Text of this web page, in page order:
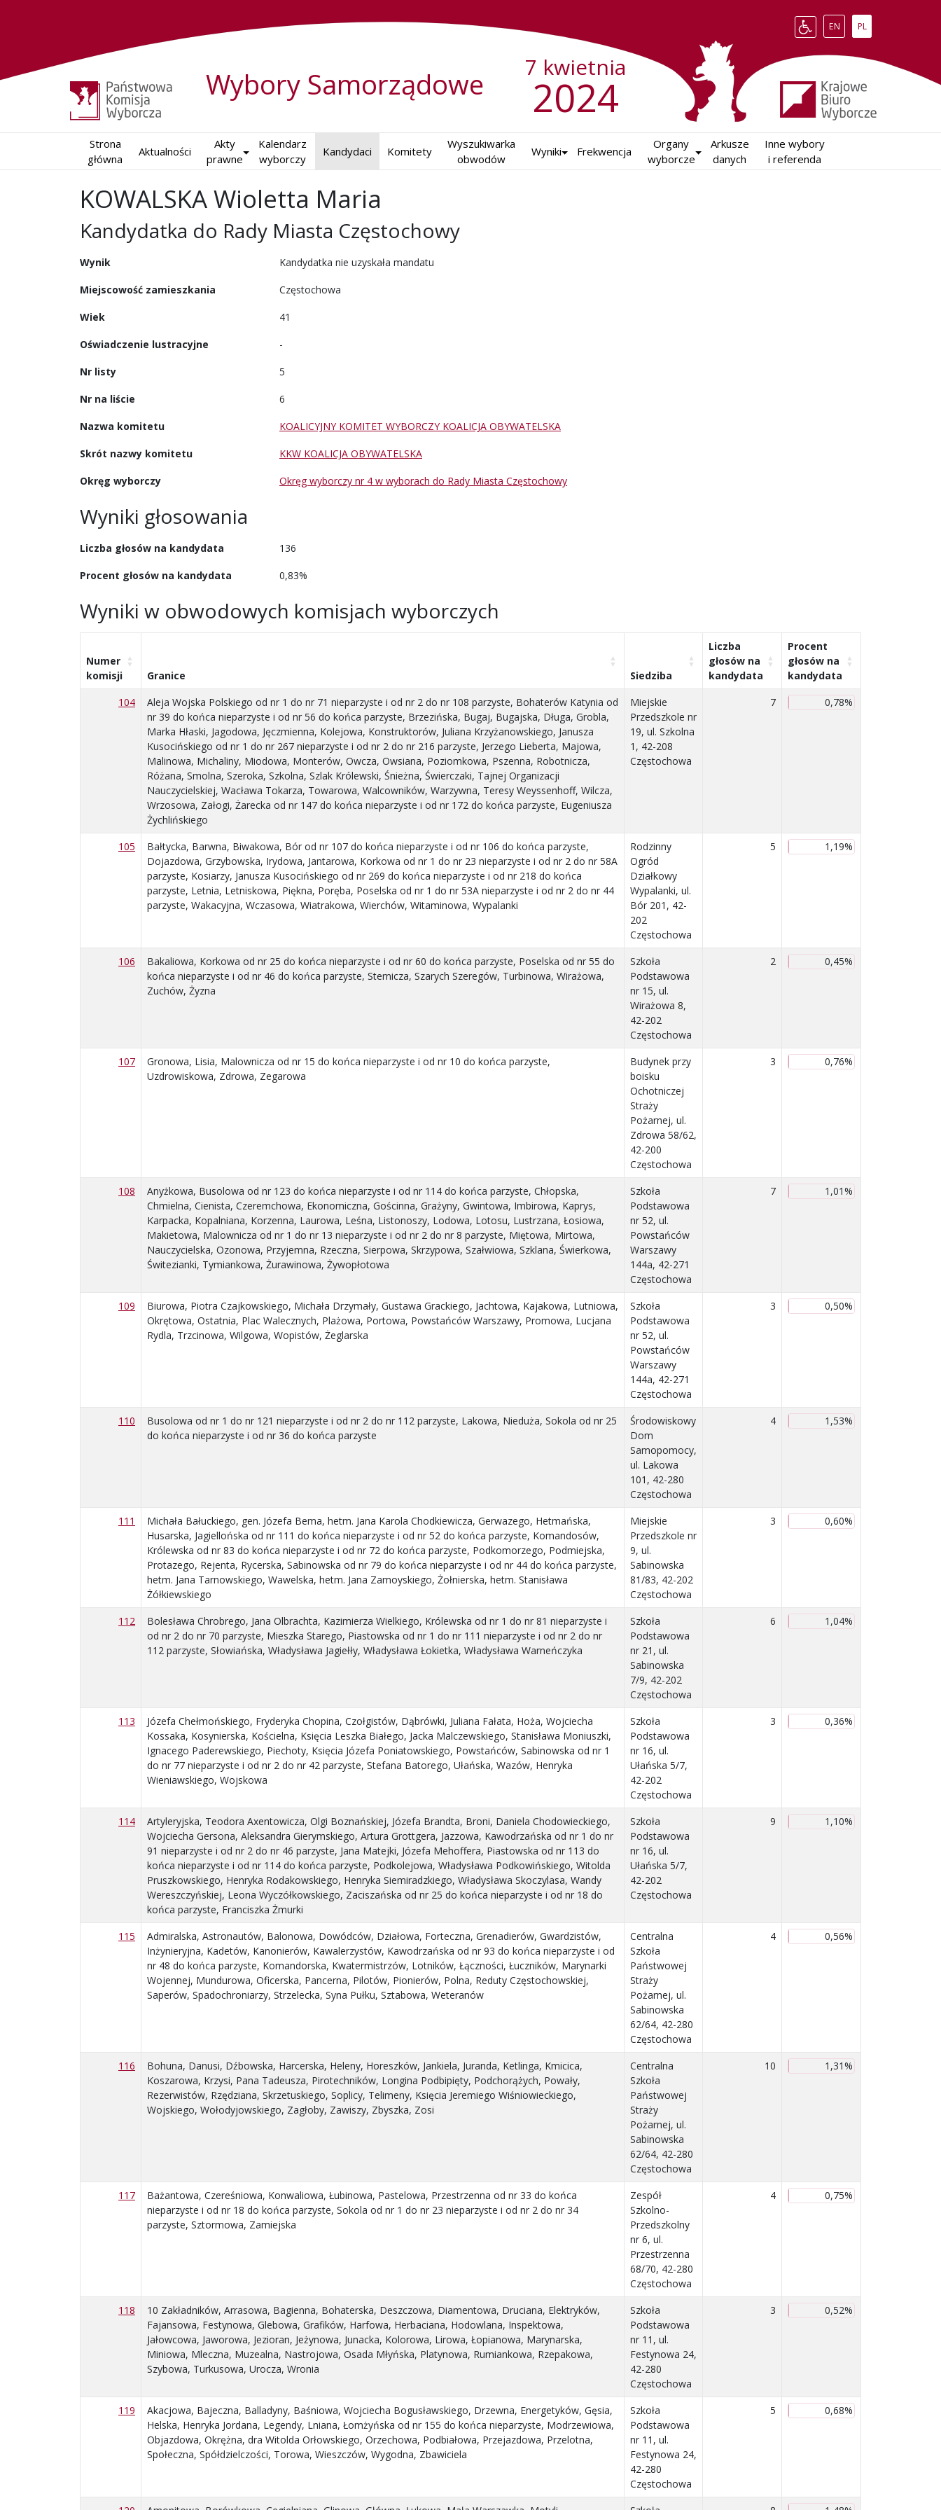
Change language to English
EN Zmień język na
PL
Wybory Samorządowe 2024
7 kwietnia
Strona
główna
Aktualności
Akty
prawne
Kalendarz
wyborczy
Kandydaci Komitety
Wyszukiwarka
obwodów
Wyniki Frekwencja
Organy
wyborcze
Arkusze
danych
Inne wybory
i referenda
KOWALSKA Wioletta Maria
Kandydatka do Rady Miasta Częstochowy
w wyborach samorządowych w 2024 r.
Wynik Kandydatka nie uzyskała mandatu
Miejscowość zamieszkania Częstochowa
Wiek 41
Oświadczenie lustracyjne -
Nr listy 5
Nr na liście 6
Nazwa komitetu KOALICYJNY KOMITET WYBORCZY KOALICJA OBYWATELSKA
Skrót nazwy komitetu KKW KOALICJA OBYWATELSKA
Okręg wyborczy Okręg wyborczy nr 4 w wyborach do Rady Miasta Częstochowy
Wyniki głosowania
Liczba głosów na kandydata 136
Procent głosów na kandydata 0,83%
Wyniki w obwodowych komisjach wyborczych
Numer
komisji
Granice Siedziba
Liczba
głosów na
kandydata
Procent
głosów na
kandydata
104
Aleja Wojska Polskiego od nr 1 do nr 71 nieparzyste i od nr 2 do nr 108 parzyste, Bohaterów Katynia od
nr 39 do końca nieparzyste i od nr 56 do końca parzyste, Brzezińska, Bugaj, Bugajska, Długa, Grobla,
Marka Hłaski, Jagodowa, Jęczmienna, Kolejowa, Konstruktorów, Juliana Krzyżanowskiego, Janusza
Kusocińskiego od nr 1 do nr 267 nieparzyste i od nr 2 do nr 216 parzyste, Jerzego Lieberta, Majowa,
Malinowa, Michaliny, Miodowa, Monterów, Owcza, Owsiana, Poziomkowa, Pszenna, Robotnicza,
Różana, Smolna, Szeroka, Szkolna, Szlak Królewski, Śnieżna, Świerczaki, Tajnej Organizacji
Nauczycielskiej, Wacława Tokarza, Towarowa, Walcowników, Warzywna, Teresy Weyssenhoff, Wilcza,
Wrzosowa, Załogi, Żarecka od nr 147 do końca nieparzyste i od nr 172 do końca parzyste, Eugeniusza
Żychlińskiego
Miejskie
Przedszkole nr
19, ul. Szkolna
1, 42-208
Częstochowa
7 0,78%
105
Bałtycka, Barwna, Biwakowa, Bór od nr 107 do końca nieparzyste i od nr 106 do końca parzyste,
Dojazdowa, Grzybowska, Irydowa, Jantarowa, Korkowa od nr 1 do nr 23 nieparzyste i od nr 2 do nr 58A
parzyste, Kosiarzy, Janusza Kusocińskiego od nr 269 do końca nieparzyste i od nr 218 do końca
parzyste, Letnia, Letniskowa, Piękna, Poręba, Poselska od nr 1 do nr 53A nieparzyste i od nr 2 do nr 44
parzyste, Wakacyjna, Wczasowa, Wiatrakowa, Wierchów, Witaminowa, Wypalanki
Rodzinny
Ogród
Działkowy
Wypalanki, ul.
Bór 201, 42-
202
Częstochowa
5 1,19%
106
Bakaliowa, Korkowa od nr 25 do końca nieparzyste i od nr 60 do końca parzyste, Poselska od nr 55 do
końca nieparzyste i od nr 46 do końca parzyste, Sternicza, Szarych Szeregów, Turbinowa, Wirażowa,
Zuchów, Żyzna
Szkoła
Podstawowa
nr 15, ul.
Wirażowa 8,
42-202
Częstochowa
2 0,45%
107
Gronowa, Lisia, Malownicza od nr 15 do końca nieparzyste i od nr 10 do końca parzyste,
Uzdrowiskowa, Zdrowa, Zegarowa
Budynek przy
boisku
Ochotniczej
Straży
Pożarnej, ul.
Zdrowa 58/62,
42-200
Częstochowa
3 0,76%
108
Anyżkowa, Busolowa od nr 123 do końca nieparzyste i od nr 114 do końca parzyste, Chłopska,
Chmielna, Cienista, Czeremchowa, Ekonomiczna, Gościnna, Grażyny, Gwintowa, Imbirowa, Kaprys,
Karpacka, Kopalniana, Korzenna, Laurowa, Leśna, Listonoszy, Lodowa, Lotosu, Lustrzana, Łosiowa,
Makietowa, Malownicza od nr 1 do nr 13 nieparzyste i od nr 2 do nr 8 parzyste, Miętowa, Mirtowa,
Nauczycielska, Ozonowa, Przyjemna, Rzeczna, Sierpowa, Skrzypowa, Szałwiowa, Szklana, Świerkowa,
Świtezianki, Tymiankowa, Żurawinowa, Żywopłotowa
Szkoła
Podstawowa
nr 52, ul.
Powstańców
Warszawy
144a, 42-271
Częstochowa
7 1,01%
109
Biurowa, Piotra Czajkowskiego, Michała Drzymały, Gustawa Grackiego, Jachtowa, Kajakowa, Lutniowa,
Okrętowa, Ostatnia, Plac Walecznych, Plażowa, Portowa, Powstańców Warszawy, Promowa, Lucjana
Rydla, Trzcinowa, Wilgowa, Wopistów, Żeglarska
Szkoła
Podstawowa
nr 52, ul.
Powstańców
Warszawy
144a, 42-271
Częstochowa
3 0,50%
110
Busolowa od nr 1 do nr 121 nieparzyste i od nr 2 do nr 112 parzyste, Lakowa, Nieduża, Sokola od nr 25
do końca nieparzyste i od nr 36 do końca parzyste
Środowiskowy
Dom
Samopomocy,
ul. Lakowa
101, 42-280
Częstochowa
4 1,53%
111
Michała Bałuckiego, gen. Józefa Bema, hetm. Jana Karola Chodkiewicza, Gerwazego, Hetmańska,
Husarska, Jagiellońska od nr 111 do końca nieparzyste i od nr 52 do końca parzyste, Komandosów,
Królewska od nr 83 do końca nieparzyste i od nr 72 do końca parzyste, Podkomorzego, Podmiejska,
Protazego, Rejenta, Rycerska, Sabinowska od nr 79 do końca nieparzyste i od nr 44 do końca parzyste,
hetm. Jana Tarnowskiego, Wawelska, hetm. Jana Zamoyskiego, Żołnierska, hetm. Stanisława
Żółkiewskiego
Miejskie
Przedszkole nr
9, ul.
Sabinowska
81/83, 42-202
Częstochowa
3 0,60%
112
Bolesława Chrobrego, Jana Olbrachta, Kazimierza Wielkiego, Królewska od nr 1 do nr 81 nieparzyste i
od nr 2 do nr 70 parzyste, Mieszka Starego, Piastowska od nr 1 do nr 111 nieparzyste i od nr 2 do nr
112 parzyste, Słowiańska, Władysława Jagiełły, Władysława Łokietka, Władysława Warneńczyka
Szkoła
Podstawowa
nr 21, ul.
Sabinowska
7/9, 42-202
Częstochowa
6 1,04%
113
Józefa Chełmońskiego, Fryderyka Chopina, Czołgistów, Dąbrówki, Juliana Fałata, Hoża, Wojciecha
Kossaka, Kosynierska, Kościelna, Księcia Leszka Białego, Jacka Malczewskiego, Stanisława Moniuszki,
Ignacego Paderewskiego, Piechoty, Księcia Józefa Poniatowskiego, Powstańców, Sabinowska od nr 1
do nr 77 nieparzyste i od nr 2 do nr 42 parzyste, Stefana Batorego, Ułańska, Wazów, Henryka
Wieniawskiego, Wojskowa
Szkoła
Podstawowa
nr 16, ul.
Ułańska 5/7,
42-202
Częstochowa
3 0,36%
114
Artyleryjska, Teodora Axentowicza, Olgi Boznańskiej, Józefa Brandta, Broni, Daniela Chodowieckiego,
Wojciecha Gersona, Aleksandra Gierymskiego, Artura Grottgera, Jazzowa, Kawodrzańska od nr 1 do nr
91 nieparzyste i od nr 2 do nr 46 parzyste, Jana Matejki, Józefa Mehoffera, Piastowska od nr 113 do
końca nieparzyste i od nr 114 do końca parzyste, Podkolejowa, Władysława Podkowińskiego, Witolda
Pruszkowskiego, Henryka Rodakowskiego, Henryka Siemiradzkiego, Władysława Skoczylasa, Wandy
Wereszczyńskiej, Leona Wyczółkowskiego, Zaciszańska od nr 25 do końca nieparzyste i od nr 18 do
końca parzyste, Franciszka Żmurki
Szkoła
Podstawowa
nr 16, ul.
Ułańska 5/7,
42-202
Częstochowa
9 1,10%
115
Admiralska, Astronautów, Balonowa, Dowódców, Działowa, Forteczna, Grenadierów, Gwardzistów,
Inżynieryjna, Kadetów, Kanonierów, Kawalerzystów, Kawodrzańska od nr 93 do końca nieparzyste i od
nr 48 do końca parzyste, Komandorska, Kwatermistrzów, Lotników, Łączności, Łuczników, Marynarki
Wojennej, Mundurowa, Oficerska, Pancerna, Pilotów, Pionierów, Polna, Reduty Częstochowskiej,
Saperów, Spadochroniarzy, Strzelecka, Syna Pułku, Sztabowa, Weteranów
Centralna
Szkoła
Państwowej
Straży
Pożarnej, ul.
Sabinowska
62/64, 42-280
Częstochowa
4 0,56%
116
Bohuna, Danusi, Dźbowska, Harcerska, Heleny, Horeszków, Jankiela, Juranda, Ketlinga, Kmicica,
Koszarowa, Krzysi, Pana Tadeusza, Pirotechników, Longina Podbipięty, Podchorążych, Powały,
Rezerwistów, Rzędziana, Skrzetuskiego, Soplicy, Telimeny, Księcia Jeremiego Wiśniowieckiego,
Wojskiego, Wołodyjowskiego, Zagłoby, Zawiszy, Zbyszka, Zosi
Centralna
Szkoła
Państwowej
Straży
Pożarnej, ul.
Sabinowska
62/64, 42-280
Częstochowa
10 1,31%
117
Bażantowa, Czereśniowa, Konwaliowa, Łubinowa, Pastelowa, Przestrzenna od nr 33 do końca
nieparzyste i od nr 18 do końca parzyste, Sokola od nr 1 do nr 23 nieparzyste i od nr 2 do nr 34
parzyste, Sztormowa, Zamiejska
Zespół
Szkolno-
Przedszkolny
nr 6, ul.
Przestrzenna
68/70, 42-280
Częstochowa
4 0,75%
118
10 Zakładników, Arrasowa, Bagienna, Bohaterska, Deszczowa, Diamentowa, Druciana, Elektryków,
Fajansowa, Festynowa, Glebowa, Grafików, Harfowa, Herbaciana, Hodowlana, Inspektowa,
Jałowcowa, Jaworowa, Jezioran, Jeżynowa, Junacka, Kolorowa, Lirowa, Łopianowa, Marynarska,
Miniowa, Mleczna, Muzealna, Nastrojowa, Osada Młyńska, Platynowa, Rumiankowa, Rzepakowa,
Szybowa, Turkusowa, Urocza, Wronia
Szkoła
Podstawowa
nr 11, ul.
Festynowa 24,
42-280
Częstochowa
3 0,52%
119
Akacjowa, Bajeczna, Balladyny, Baśniowa, Wojciecha Bogusławskiego, Drzewna, Energetyków, Gęsia,
Helska, Henryka Jordana, Legendy, Lniana, Łomżyńska od nr 155 do końca nieparzyste, Modrzewiowa,
Objazdowa, Okrężna, dra Witolda Orłowskiego, Orzechowa, Podbiałowa, Przejazdowa, Przelotna,
Społeczna, Spółdzielczości, Torowa, Wieszczów, Wygodna, Zbawiciela
Szkoła
Podstawowa
nr 11, ul.
Festynowa 24,
42-280
Częstochowa
5 0,68%